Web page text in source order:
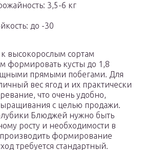
3,5-6 кг
до -30
высокорослым сортам
формировать кусты до 1,8
прямыми побегами. Для
вес ягод и их практически
что очень удобно,
с целью продажи.
Блюджей нужно быть
росту и необходимости в
формирование
требуется стандартный.